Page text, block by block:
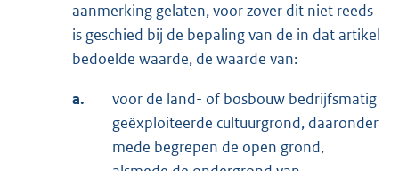
aanmerking gelaten, voor zover dit niet reeds
is geschied bij de bepaling van de in dat artikel
bedoelde waarde, de waarde van:
a.
voor de land- of bosbouw bedrijfsmatig
geëxploiteerde cultuurgrond, daaronder
mede begrepen de open grond,